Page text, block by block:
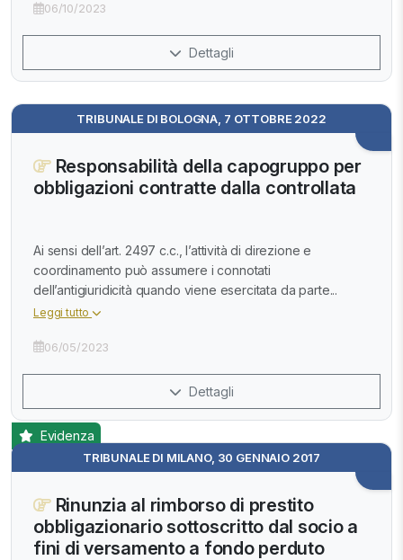
06/10/2023
Dettagli
TRIBUNALE DI BOLOGNA, 7 OTTOBRE 2022
Responsabilità della capogruppo per
obbligazioni contratte dalla controllata
Ai sensi dell’art. 2497 c.c., l’attività di direzione e
coordinamento può assumere i connotati
dell’antigiuridicità quando viene esercitata da parte...
Leggi tutto
06/05/2023
Dettagli
TRIBUNALE DI MILANO, 30 GENNAIO 2017
Evidenza
Rinunzia al rimborso di prestito
obbligazionario sottoscritto dal socio a
fini di versamento a fondo perduto